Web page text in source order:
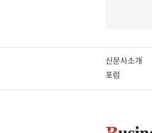
신문사소개
포럼